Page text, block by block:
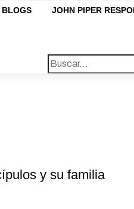
BLOGS JOHN PIPER
y su familia